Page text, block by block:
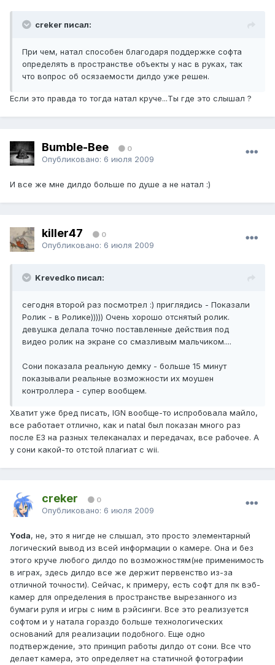
creker писал:
При чем, натал способен благодаря поддержке софта
определять в пространстве объекты у нас в руках, так
что вопрос об осязаемости дилдо уже решен.
Если это правда то тогда натал круче...Ты где это слышал ?
Bumble-Bee 0
Опубликовано: 6 июля 2009
И все же мне дилдо больше по душе а не натал :)
killer47 0
Опубликовано: 6 июля 2009
Krevedko писал:
сегодня второй раз посмотрел :) приглядись - Показали
Ролик - в Ролике))))) Очень хорошо отснятый ролик.
девушка делала точно поставленные действия под
видео ролик на экране со смазливым мальчиком....
Сони показала реальную демку - больше 15 минут
показывали реальные возможности их моушен
контроллера - супер вообщем.
Хватит уже бред писать, IGN вообще-то испробовала майло,
все работает отлично, как и natal был показан много раз
после Е3 на разных телеканалах и передачах, все рабочее. А
у сони какой-то отстой плагиат с wii.
creker 0
Опубликовано: 6 июля 2009
Yoda, не, это я нигде не слышал, это просто элементарный
логический вывод из всей информации о камере. Она и без
этого круче любого дилдо по возможностям(не применимость
в играх, здесь дилдо все же держит первенство из-за
отличной точности). Сейчас, к примеру, есть софт для пк вэб-
камер для определения в пространстве вырезанного из
бумаги руля и игры с ним в рэйсинги. Все это реализуется
софтом и у натала гораздо больше технологических
оснований для реализации подобного. Еще одно
подтверждение, это принцип работы дилдо от сони. Все что
делает камера, это определяет на статичной фотографии